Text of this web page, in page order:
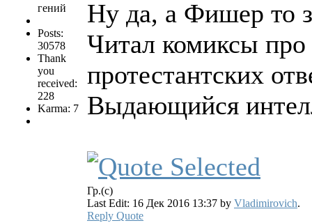
гений
Posts:
30578
Thank
you
received:
228
Karma: 7
Ну да, а Фишер то
Читал комиксы про
протестантских
Выдающийся
Гр.(с)
Last Edit: 16 Дек 2016 13:37 by Vladimirovich.
Reply Quote